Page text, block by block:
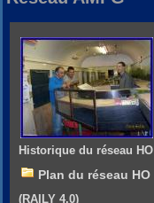
Historique du réseau HO
Plan du réseau HO
(RAILY 4.0)